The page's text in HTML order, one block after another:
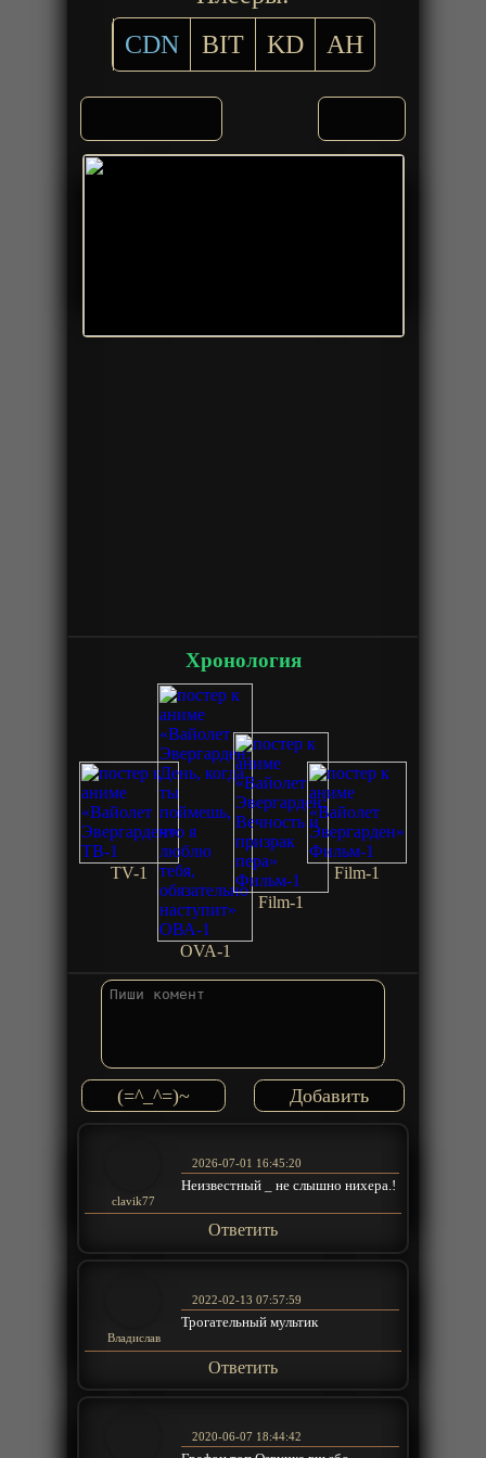
CDN
BIT KD AH
Хронология
TV-1
OVA-1
Film-1
Film-1
(=^_^=)~
clavik77
2026-07-01 16:45:20
Неизвестный _ не слышно нихера.!
Ответить
Владислав
2022-02-13 07:57:59
Трогательный мультик
Ответить
2020-06-07 18:44:42